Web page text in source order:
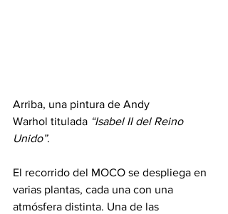
Arriba, una pintura de Andy
Warhol titulada “Isabel II del Reino
Unido”.
El recorrido del MOCO se despliega en
varias plantas, cada una con una
atmósfera distinta. Una de las